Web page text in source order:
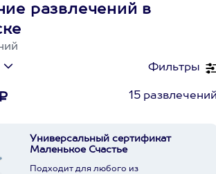
развлечений в
Фильтры
15
Универсальный сертификат
Маленькое Счастье
Подходит для любого из